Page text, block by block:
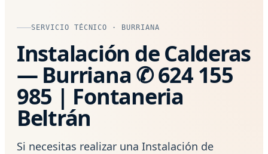
SERVICIO TÉCNICO · BURRIANA
Instalación de Calderas
— Burriana ✆ 624 155
985 | Fontaneria
Beltrán
Si necesitas realizar una Instalación de